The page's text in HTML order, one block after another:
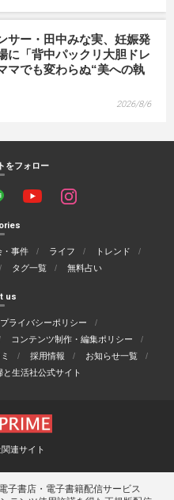
サー・田中みな実、妊娠発
に「背中パックリ大胆ドレ
マでも変わらぬ“美への執
2026/8/6
をフォロー
・事件 ライフ
トレンド
タグ一覧 無料占い
us
プライバシーポリシー
コンテンツ制作・編集ポリシー
採用情報
お知らせ一覧
と生活社公式サイト
連サイト
子書店・電子書籍配信サービス